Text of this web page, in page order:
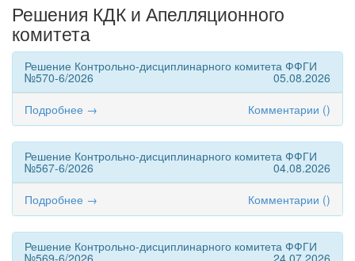
Решения КДК и Апелляционного
комитета
Решение Контрольно-дисциплинарного комитета ФФГИ
№570-6/2026
05.08.2026
Подробнее →
Комментарии ()
Решение Контрольно-дисциплинарного комитета ФФГИ
№567-6/2026
04.08.2026
Подробнее →
Комментарии ()
Решение Контрольно-дисциплинарного комитета ФФГИ
№569-6/2026 24.07.2026